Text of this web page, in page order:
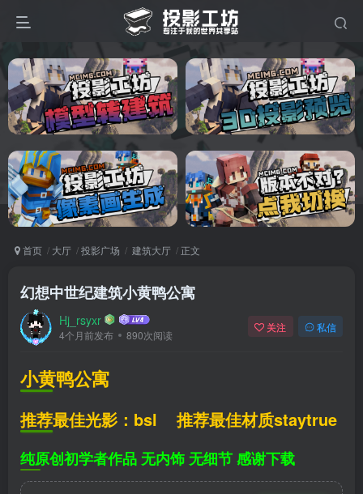
首页 大厅 投影广场 建筑大厅 正文
幻想中世纪建筑小黄鸭公寓
Hj_rsyxr
4个月前发布 890次阅读
关注 私信
小黄鸭公寓
推荐最佳光影：bsl 推荐最佳材质staytrue
纯原创初学者作品 无内饰 无细节 感谢下载